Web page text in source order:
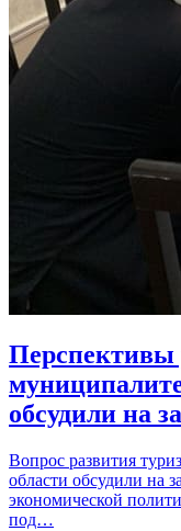
Перспективы
обсудили на
Вопрос развития
области обсудили на
экономической
под…